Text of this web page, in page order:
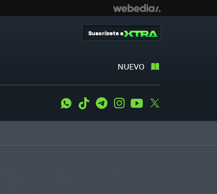
NUEVO
Suscríbete a
WhatsApp
Tiktok TelegramInstagramYoutube